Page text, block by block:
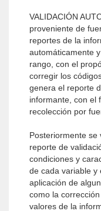
VALIDACIÓN
proveniente de
reportes de la
automáticamente
rango, con el
corregir los
genera el reporte
informante, con el
recolección por
Posteriormente se
reporte de
condiciones y
de cada variable y
aplicación de
como la
valores de la